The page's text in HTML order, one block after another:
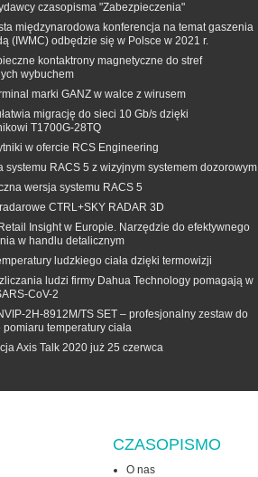
czasopisma "Zabezpieczenia"
międzynarodowa konferencja na temat gaszenia
(IWMC) odbędzie się w Polsce w 2021 r.
kontaktrony magnetyczne do stref
wybuchem
marki GANZ w walce z wirusem
migrację do sieci 10 Gb/s dzięki
T1700G‑28TQ
w ofercie RCS Engineering
systemu RACS 5 z wizyjnym systemem dozorowym
wersja systemu RACS 5
CTRL+SKY RADAR 3D
Insight w Europie. Narzędzie do efektywnego
w handlu detalicznym
ludzkiego ciała dzięki termowizji
ludzi firmy Dahua Technology pomagają w
CoV-2
2H-8912M/TS SET – profesjonalny zestaw do
temperatury ciała
Axis Talk 2020 już 25 czerwca
CZASOPISMO
O nas